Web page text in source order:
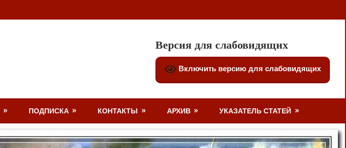
Версия для слабовидящих
Включить версию для слабовидящих
ПОДПИСКА КОНТАКТЫ АРХИВ УКАЗАТЕЛЬ СТАТЕЙ